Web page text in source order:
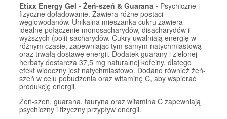
Etixx Energy Gel - Żeń-szeń & Guarana - Psychiczne i
fizyczne doładowanie. Zawiera różne postaci
węglowodanów. Unikalna mieszanka cukru zawiera
idealne połączenie monosacharydów, disacharydów i
wyższych (poli) sacharydów. Cukry uwalniają energię w
różnym czasie, zapewniając tym samym natychmiastową
oraz trwałą dostawę energii. Dodatek guarany i zielonej
herbaty dostarcza 37,5 mg naturalnej kofeiny. dlatego
efekt widoczny jest natychmiastowo. Dodano również żeń-
szeń w celu pobudzenia oraz witaminę C, aby wspierać
produkcję energii.
Żeń-szeń, guarana, tauryna oraz witamina C zapewniają
psychiczny i fizyczny przypływ energii.